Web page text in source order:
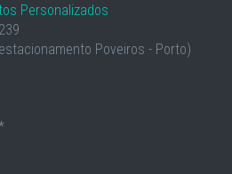
Personalizados
Poveiros - Porto)